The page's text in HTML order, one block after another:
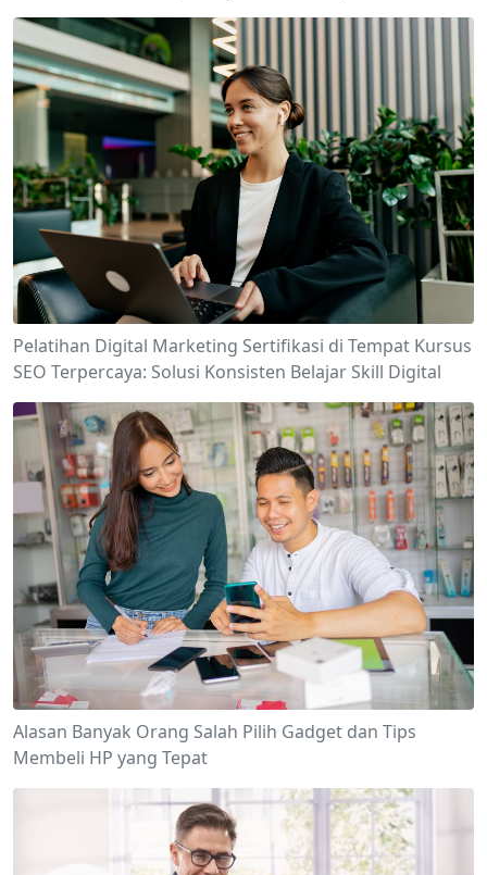
Pelatihan Digital Marketing Sertifikasi di Tempat Kursus
SEO Terpercaya: Solusi Konsisten Belajar Skill Digital
Alasan Banyak Orang Salah Pilih Gadget dan Tips
Membeli HP yang Tepat